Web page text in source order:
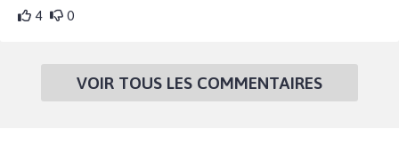
4 0
VOIR TOUS LES COMMENTAIRES